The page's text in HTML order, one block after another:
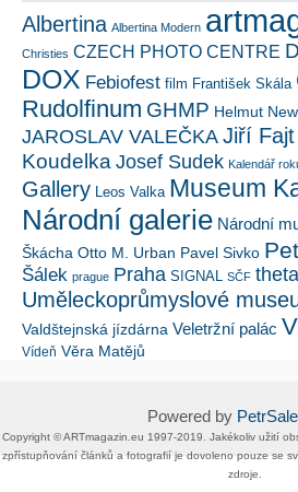
Albertina Albertina Modern
Christies CZECH PHOTO CENTRE
DOX Febiofest film František Skála
Rudolfinum GHMP Helmut
JAROSLAV VALEČKA Jiří Fajt
Koudelka Josef Sudek Kalendář
Gallery
Leos Valka Museum
Národní galerie Národní
Škácha Otto M. Urban Pavel Sivko
Šálek prague Praha SIGNAL SČF
Uměleckoprůmyslové
Valdštejnská jízdárna Veletržní palác
Vídeň Věra Matějů
Powered by
Copyright ©​ ​​ARTmagazin.eu ​1997-2019​.​ Jakékoliv užití
zpřístupňování článků a fotografií je dovoleno pouze se
zdroje.